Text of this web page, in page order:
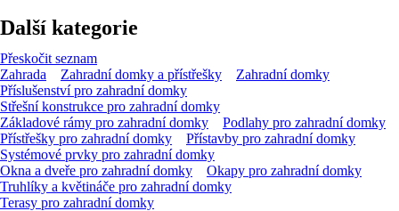
Další kategorie
Přeskočit seznam
Zahrada
Zahradní domky a přístřešky
Zahradní domky
Příslušenství pro zahradní domky
Střešní konstrukce pro zahradní domky
Základové rámy pro zahradní domky
Podlahy pro zahradní domky
Přístřešky pro zahradní domky
Přístavby pro zahradní domky
Systémové prvky pro zahradní domky
Okna a dveře pro zahradní domky
Okapy pro zahradní domky
Truhlíky a květináče pro zahradní domky
Terasy pro zahradní domky